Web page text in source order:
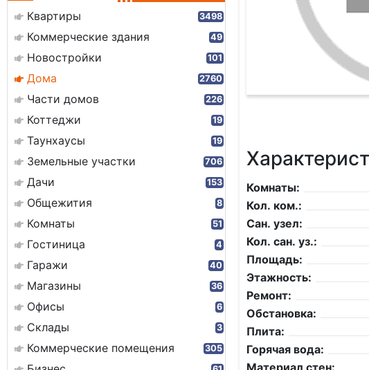
Квартиры 3498
Коммерческие здания 49
Новостройки 101
Дома 2760
Части домов 226
Коттеджи 19
Таунхаусы 19
Земельные участки 706
Дачи 153
Общежития 8
Комнаты 51
Гостиница 4
Гаражи 40
Магазины 36
Офисы 6
Склады 3
Коммерческие помещения 305
Комнаты:
Кол. ком.:
Сан. узел:
Кол. сан. уз.:
Площадь:
Этажность:
Ремонт:
Обстановка:
Плита:
Горячая вода:
Материал стен: